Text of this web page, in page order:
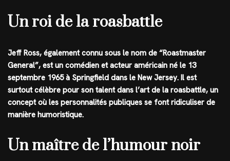
Un roi de la roasbattle
Jeff Ross, également connu sous le nom de “Roastmaster
General”, est un comédien et acteur américain né le 13
septembre 1965 à Springfield dans le New Jersey. Il est
surtout célèbre pour son talent dans l’art de la roasbattle, un
concept où les personnalités publiques se font ridiculiser de
manière humoristique.
Un maître de l’humour noir